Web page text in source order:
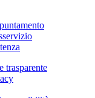
trasparente